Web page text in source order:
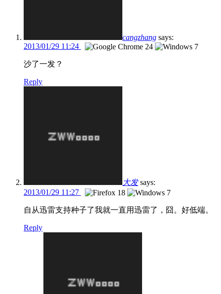
cangzhang says:
2013/01/29 11:24
沙了一发？
Reply
大发 says:
2013/01/29 11:27
自从迅雷支持种子了我就一直用迅雷了，囧。好低端。
Reply